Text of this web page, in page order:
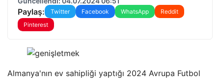
Paylaş: Twitter Facebook WhatsApp
Reddit
Pinterest
Almanya'nın ev sahipliği yaptığı 2024 Avrupa Futbol